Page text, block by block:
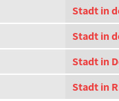
Stadt in
Stadt in
Stadt in
Stadt in